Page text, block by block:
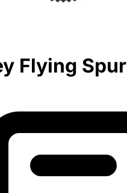
Flying Spur